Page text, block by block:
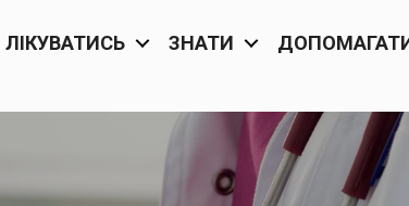
ЛІКУВАТИСЬ ЗНАТИ